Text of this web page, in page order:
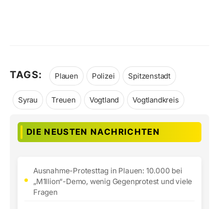
TAGS: Plauen Polizei Spitzenstadt
Syrau Treuen Vogtland Vogtlandkreis
DIE NEUSTEN NACHRICHTEN
Ausnahme-Protesttag in Plauen: 10.000 bei
„M1llion“-Demo, wenig Gegenprotest und viele
Fragen